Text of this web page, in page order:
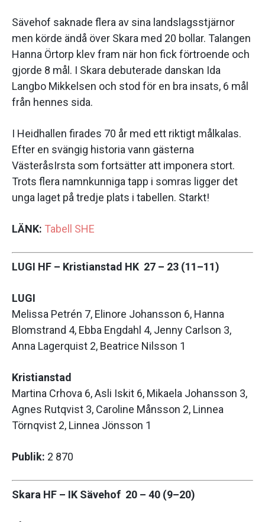
Sävehof saknade flera av sina landslagsstjärnor
men körde ändå över Skara med 20 bollar. Talangen
Hanna Örtorp klev fram när hon fick förtroende och
gjorde 8 mål. I Skara debuterade danskan Ida
Langbo Mikkelsen och stod för en bra insats, 6 mål
från hennes sida.
I Heidhallen firades 70 år med ett riktigt målkalas.
Efter en svängig historia vann gästerna
VästeråsIrsta som fortsätter att imponera stort.
Trots flera namnkunniga tapp i somras ligger det
unga laget på tredje plats i tabellen. Starkt!
LÄNK: Tabell SHE
LUGI HF – Kristianstad HK 27 – 23 (11–11)
LUGI
Melissa Petrén 7, Elinore Johansson 6, Hanna
Blomstrand 4, Ebba Engdahl 4, Jenny Carlson 3,
Anna Lagerquist 2, Beatrice Nilsson 1
Kristianstad
Martina Crhova 6, Asli Iskit 6, Mikaela Johansson 3,
Agnes Rutqvist 3, Caroline Månsson 2, Linnea
Törnqvist 2, Linnea Jönsson 1
Publik: 2 870
Skara HF – IK Sävehof 20 – 40 (9–20)